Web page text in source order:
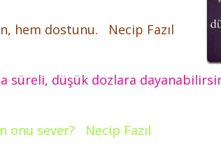
hem dostunu. Necip Fazıl
düşük dozlara
onu sever? Necip Fazıl